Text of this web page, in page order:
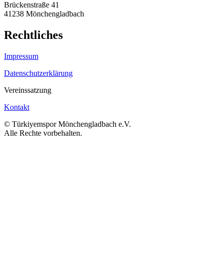
Brückenstraße 41
41238 Mönchengladbach
Rechtliches
Impressum
Datenschutzerklärung
Vereinssatzung
Kontakt
© Türkiyemspor Mönchengladbach e.V.
Alle Rechte vorbehalten.